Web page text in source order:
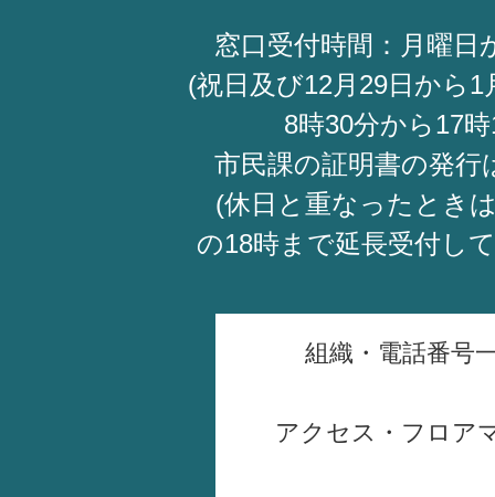
窓口受付時間：月曜日
(祝日及び12月29日から1
8時30分から17
市民課の証明書の発行
(休日と重なったとき
の18時まで延長受付し
組織・電話番号
アクセス・フロア